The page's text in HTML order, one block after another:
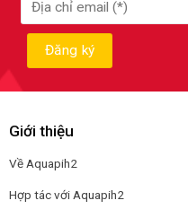
Giới thiệu
Về Aquapih2
Hợp tác với Aquapih2